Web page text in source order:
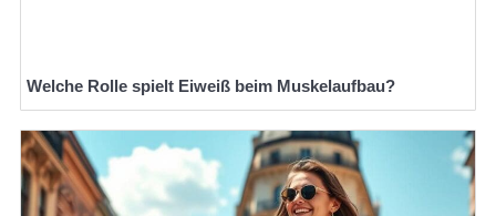
Welche Rolle spielt Eiweiß beim Muskelaufbau?